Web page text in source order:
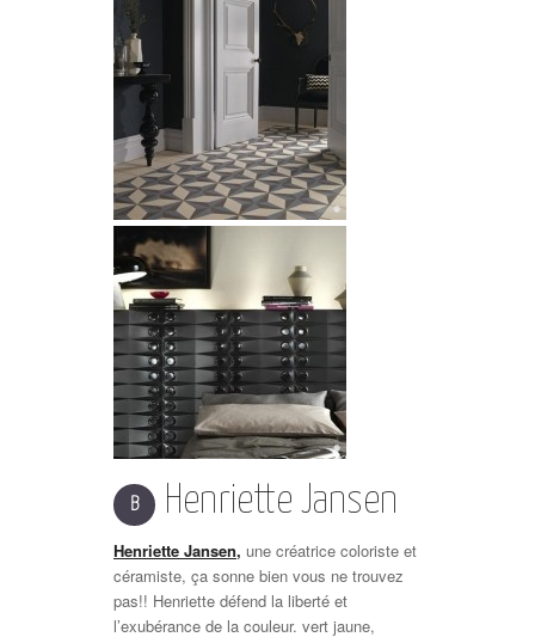
B Henriette Jansen
Henriette Jansen, une créatrice coloriste et
céramiste, ça sonne bien vous ne trouvez
pas!! Henriette défend la liberté et
l’exubérance de la couleur. vert jaune,